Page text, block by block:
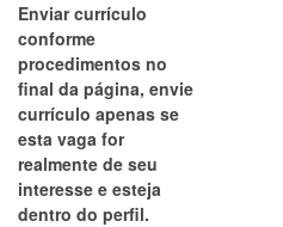
Enviar currículo
conforme
procedimentos no
final da página, envie
currículo apenas se
esta vaga for
realmente de seu
interesse e esteja
dentro do perfil.